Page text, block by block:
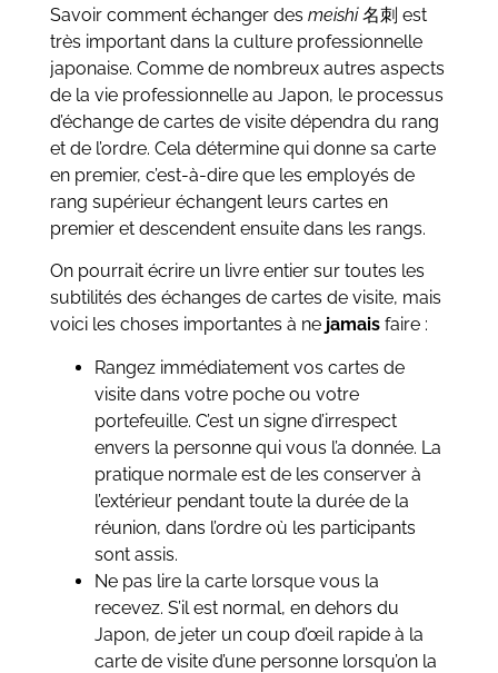
Savoir comment échanger des meishi名刺 est
très important dans la culture professionnelle
japonaise. Comme de nombreux autres aspects
de la vie professionnelle au Japon, le processus
d’échange de cartes de visite dépendra du rang
et de l’ordre. Cela détermine qui donne sa carte
en premier, c’est-à-dire que les employés de
rang supérieur échangent leurs cartes en
premier et descendent ensuite dans les rangs.
On pourrait écrire un livre entier sur toutes les
subtilités des échanges de cartes de visite, mais
voici les choses importantes à ne jamaisfaire :
Rangez immédiatement vos cartes de
visite dans votre poche ou votre
portefeuille. C’est un signe d’irrespect
envers la personne qui vous l’a donnée. La
pratique normale est de les conserver à
l’extérieur pendant toute la durée de la
réunion, dans l’ordre où les participants
sont assis.
Ne pas lire la carte lorsque vous la
recevez. S’il est normal, en dehors du
Japon, de jeter un coup d’œil rapide à la
carte de visite d’une personne lorsqu’on la